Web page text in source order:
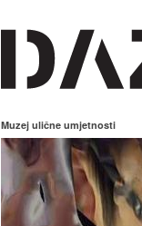
Muzej ulične umjetnosti